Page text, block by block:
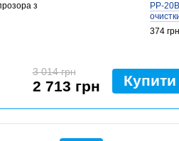
з
PP-
374 грн
3 014 грн
2 713 грн Купити